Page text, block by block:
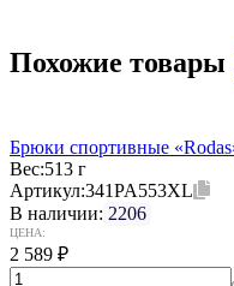
Похожие товары
Брюки спортивные
Вес:513 г
Артикул:341PA553XL
В наличии: 2206
ЦЕНА:
2 589 ₽